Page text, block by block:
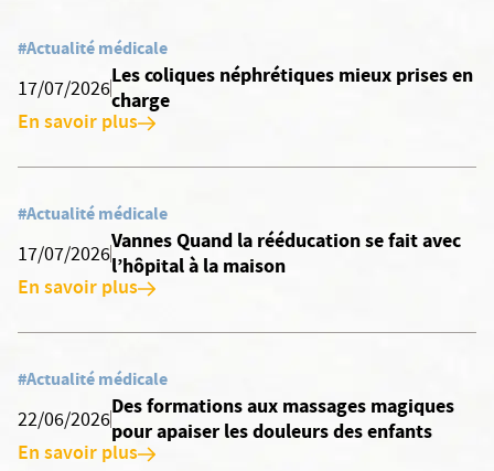
#Actualité médicale
17/07/2026
Les coliques néphrétiques mieux prises en
charge
En savoir plus
#Actualité médicale
17/07/2026
Vannes Quand la rééducation se fait avec
l’hôpital à la maison
En savoir plus
#Actualité médicale
22/06/2026
Des formations aux massages magiques
pour apaiser les douleurs des enfants
En savoir plus